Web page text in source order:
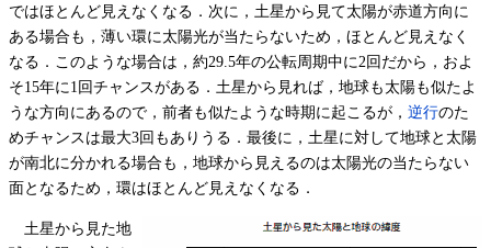
ではほとんど見えなくなる．次に，土星から見て太陽が赤道方向に
ある場合も，薄い環に太陽光が当たらないため，ほとんど見えなく
なる．このような場合は，約29.5年の公転周期中に2回だから，およ
そ15年に1回チャンスがある．土星から見れば，地球も太陽も似たよ
うな方向にあるので，前者も似たような時期に起こるが， 逆行のた
めチャンスは最大3回もありうる．最後に，土星に対して地球と太陽
が南北に分かれる場合も，地球から見えるのは太陽光の当たらない
面となるため，環はほとんど見えなくなる．
土星から見た地